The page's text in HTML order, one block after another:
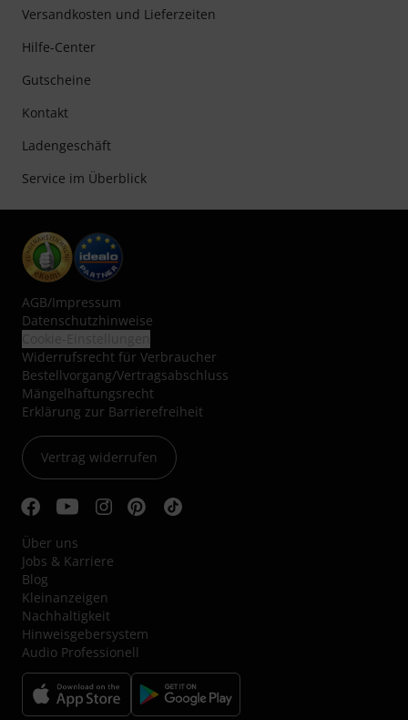
Versandkosten und Lieferzeiten
Hilfe-Center
Gutscheine
Kontakt
Ladengeschäft
Service im Überblick
AGB/Impressum
Datenschutzhinweise
Widerrufsrecht für Verbraucher
Bestellvorgang/Vertragsabschluss
Mängelhaftungsrecht
Erklärung zur Barrierefreiheit
Vertrag widerrufen
Über uns
Jobs & Karriere
Blog
Kleinanzeigen
Nachhaltigkeit
Hinweisgebersystem
Audio Professionell